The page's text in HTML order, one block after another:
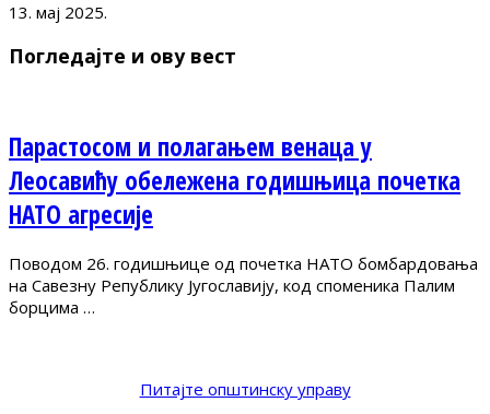
13. мај 2025.
Погледајте и ову вест
Парастосом и полагањем венаца у
Леосавићу обележена годишњица почетка
НАТО агресије
Поводом 26. годишњице од почетка НАТО бомбардовања
на Савезну Републику Југославију, код споменика Палим
борцима …
Питајте општинску управу